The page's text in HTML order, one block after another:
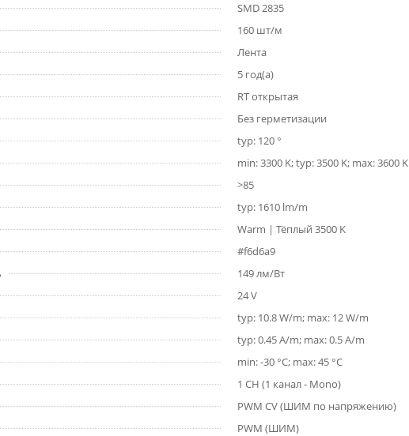
SMD 2835
160 шт/м
Лента
5 год(а)
RT открытая
Без герметизации
typ: 120 °
min: 3300 K; typ: 3500 K; max: 3600 K
>85
typ: 1610 lm/m
Warm | Тёплый 3500 K
#f6d6a9
149 лм/Вт
24 V
typ: 10.8 W/m; max: 12 W/m
typ: 0.45 A/m; max: 0.5 A/m
min: -30 °C; max: 45 °C
1 CH (1 канал - Mono)
PWM СV (ШИМ по напряжению)
PWM (ШИМ)